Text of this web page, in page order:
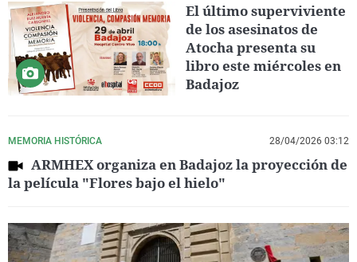
El último superviviente
de los asesinatos de
Atocha presenta su
libro este miércoles en
Badajoz
MEMORIA HISTÓRICA 28/04/2026 03:12
ARMHEX organiza en Badajoz la proyección de
la película "Flores bajo el hielo"